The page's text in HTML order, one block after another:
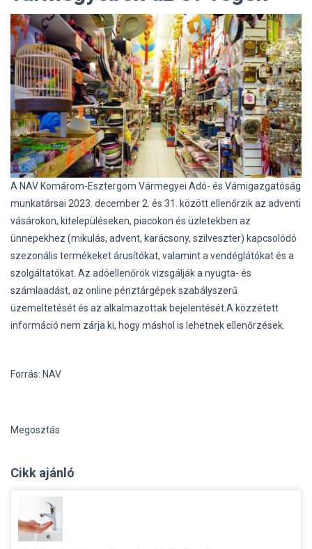
A NAV Komárom-Esztergom Vármegyei Adó- és Vámigazgatóság
munkatársai 2023. december 2. és 31. között ellenőrzik az adventi
vásárokon, kitelepüléseken, piacokon és üzletekben az
ünnepekhez (mikulás, advent, karácsony, szilveszter) kapcsolódó
szezonális termékeket árusítókat, valamint a vendéglátókat és a
szolgáltatókat. Az adóellenőrök vizsgálják a nyugta- és
számlaadást, az online pénztárgépek szabályszerű
üzemeltetését és az alkalmazottak bejelentését.A közzétett
információ nem zárja ki, hogy máshol is lehetnek ellenőrzések.
Forrás: NAV
Megosztás
Cikk ajánló